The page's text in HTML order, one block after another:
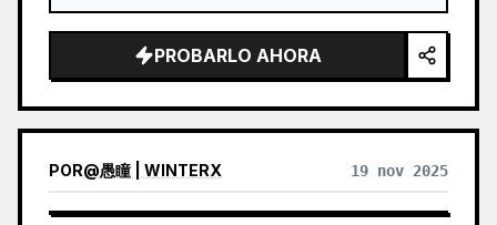
PROBARLO AHORA
POR@愚瞳 | WINTERX 19 nov 2025